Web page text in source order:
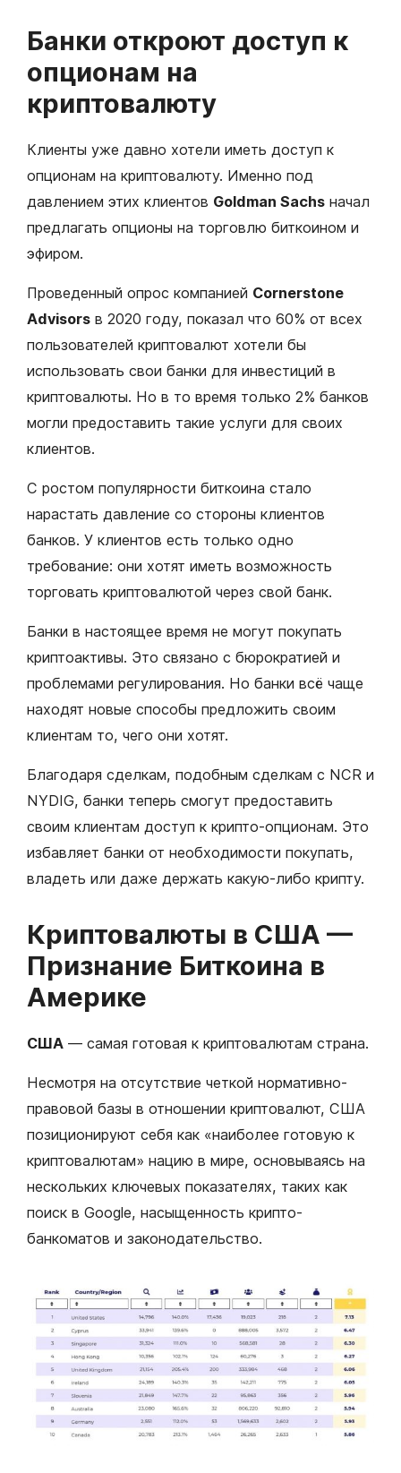
Банки откроют доступ к
опционам на
криптовалюту
Клиенты уже давно хотели иметь доступ к
опционам на криптовалюту. Именно под
давлением этих клиентов Goldman Sachs начал
предлагать опционы на торговлю биткоином и
эфиром.
Проведенный опрос компанией Cornerstone
Advisors в 2020 году, показал что 60% от всех
пользователей криптовалют хотели бы
использовать свои банки для инвестиций в
криптовалюты. Но в то время только 2% банков
могли предоставить такие услуги для своих
клиентов.
С ростом популярности биткоина стало
нарастать давление со стороны клиентов
банков. У клиентов есть только одно
требование: они хотят иметь возможность
торговать криптовалютой через свой банк.
Банки в настоящее время не могут покупать
криптоактивы. Это связано с бюрократией и
проблемами регулирования. Но банки всё чаще
находят новые способы предложить своим
клиентам то, чего они хотят.
Благодаря сделкам, подобным сделкам с NCR и
NYDIG, банки теперь смогут предоставить
своим клиентам доступ к крипто-опционам. Это
избавляет банки от необходимости покупать,
владеть или даже держать какую-либо крипту.
Криптовалюты в США —
Признание Биткоина в
Америке
США — самая готовая к криптовалютам страна.
Несмотря на отсутствие четкой нормативно-
правовой базы в отношении криптовалют, США
позиционируют себя как «наиболее готовую к
криптовалютам» нацию в мире, основываясь на
нескольких ключевых показателях, таких как
поиск в Google, насыщенность крипто-
банкоматов и законодательство.